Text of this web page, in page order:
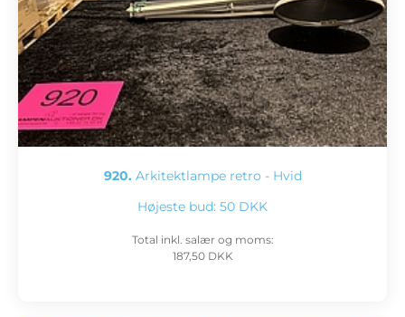
920. Arkitektlampe retro - Hvid
Højeste bud: 50 DKK
Total inkl. salær og moms:
187,50 DKK